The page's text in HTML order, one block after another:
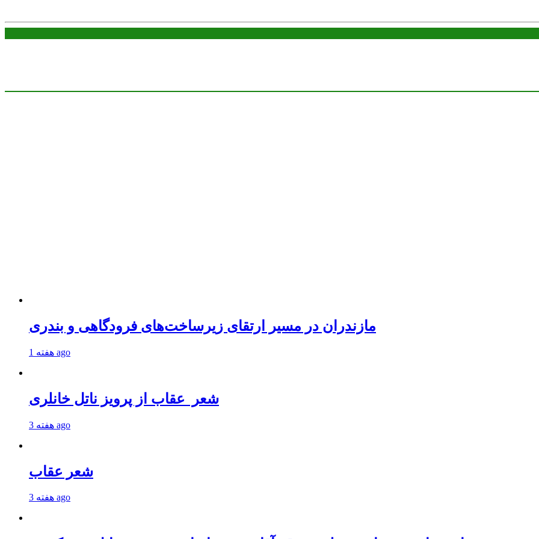
مازندران در مسیر ارتقای زیرساخت‌های فرودگاهی و بندری
1 هفته ago
شعر عقاب از پرویز ناتل خانلری
3 هفته ago
شعر عقاب
3 هفته ago